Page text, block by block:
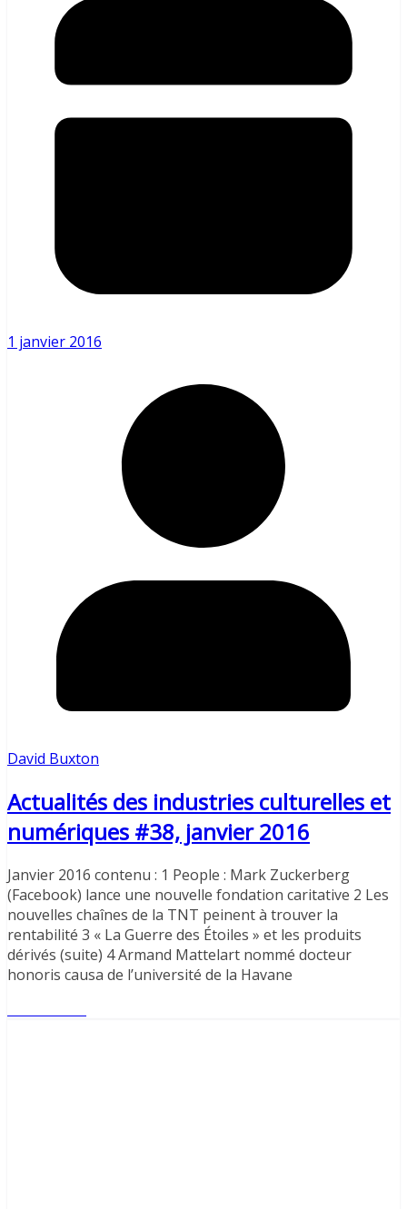
1 janvier 2016
David Buxton
Actualités des industries culturelles et
numériques #38, janvier 2016
Janvier 2016 contenu : 1 People : Mark Zuckerberg
(Facebook) lance une nouvelle fondation caritative 2 Les
nouvelles chaînes de la TNT peinent à trouver la
rentabilité 3 « La Guerre des Étoiles » et les produits
dérivés (suite) 4 Armand Mattelart nommé docteur
honoris causa de l’université de la Havane